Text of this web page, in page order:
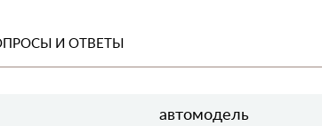
И ОТВЕТЫ
автомодель